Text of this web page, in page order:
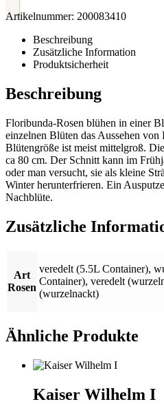
Artikelnummer: 200083410
Beschreibung
Zusätzliche Information
Produktsicherheit
Beschreibung
Floribunda-Rosen blühen in einer
einzelnen Blüten das Aussehen von
Blütengröße ist meist mittelgroß.
ca 80 cm. Der Schnitt kann im
oder man versucht, sie als kleine
Winter herunterfrieren. Ein
Nachblüte.
Zusätzliche
Art
Rosen
veredelt (5.5L Container),
Container), veredelt
(wurzelnackt)
Ähnliche Produkte
Kaiser Wilhelm I